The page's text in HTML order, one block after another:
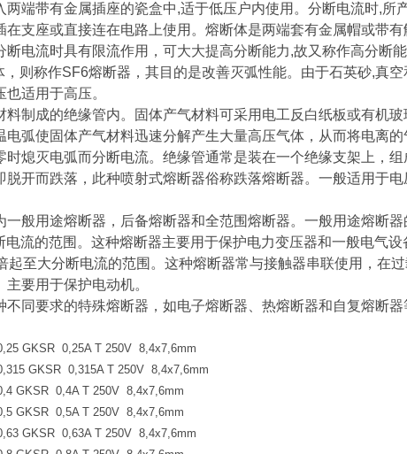
端带有金属插座的瓷盒中,适于低压户内使用。分断电流时,所
支座或直接连在电路上使用。熔断体是两端套有金属帽或带
电流时具有限流作用，可大大提高分断能力,故又称作高分断
则称作SF6熔断器，其目的是改善灭弧性能。由于石英砂,真
适用于高压。
制成的绝缘管内。固体产气材料可采用电工反白纸板或有机
弧使固体产气材料迅速分解产生大量高压气体，从而将电离
熄灭电弧而分断电流。绝缘管通常是装在一个绝缘支架上，
开而跌落，此种喷射式熔断器俗称跌落熔断器。一般适用于
般用途熔断器，后备熔断器和全范围熔断器。一般用途熔断
流的范围。这种熔断器主要用于保护电力变压器和一般电气
至大分断电流的范围。这种熔断器常与接触器串联使用，在
要用于保护电动机。
同要求的特殊熔断器，如电子熔断器、热熔断器和自复熔断器
GKSR 0,25A T 250V 8,4x7,6mm
GKSR 0,315A T 250V 8,4x7,6mm
GKSR 0,4A T 250V 8,4x7,6mm
GKSR 0,5A T 250V 8,4x7,6mm
GKSR 0,63A T 250V 8,4x7,6mm